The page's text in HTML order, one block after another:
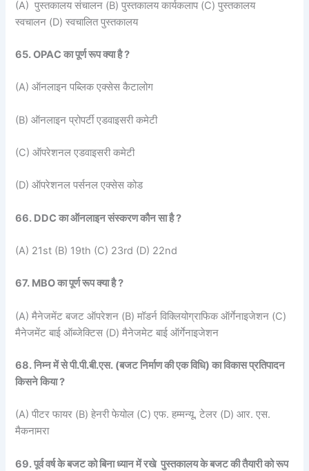
(A) पुस्तकालय संचालन (B) पुस्तकालय कार्यकलाप (C) पुस्तकालय
स्वचालन (D) स्वचालित पुस्तकालय
65. OPAC का पूर्ण रूप क्या है ?
(A) ऑनलाइन पब्लिक एक्सेस कैटालोग
(B) ऑनलाइन प्रोपर्टी एडवाइसरी कमेटी
(C) ऑपरेशनल एडवाइसरी कमेटी
(D) ऑपरेशनल पर्सनल एक्सेस कोड
66. DDC का ऑनलाइन संस्करण कौन सा है ?
(A) 21st (B) 19th (C) 23rd (D) 22nd
67. MBO का पूर्ण रूप क्या है ?
(A) मैनेजमेंट बजट ऑपरेशन (B) मॉडर्न विक्लियोग्राफिक ऑर्गेनाइजेशन (C)
मैनेजमेंट बाई ऑब्जेक्टिस (D) मैनेजमेट बाई ऑर्गेनाइजेशन
68. निम्न में से पी.पी.बी.एस. (बजट निर्माण की एक विधि) का विकास प्रतिपादन
किसने किया ?
(A) पीटर फायर (B) हेनरी फेयोल (C) एफ. हम्मन्यू. टेलर (D) आर. एस.
मैकनामरा
69. पूर्व वर्ष के बजट को बिना ध्यान में रखे पुस्तकालय के बजट की तैयारी को रूप